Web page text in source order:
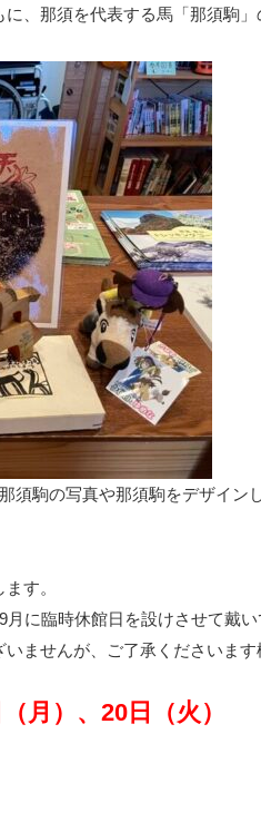
、那須を代表する馬「那須駒
駒の写真や那須駒をデザイン
す。
に臨時休館日を設けさせて戴い
ませんが、ご了承くださいます
月）、20日（火）